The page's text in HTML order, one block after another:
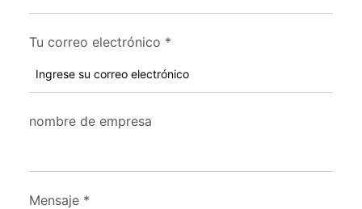
Tu correo electrónico *
nombre de empresa
Mensaje *